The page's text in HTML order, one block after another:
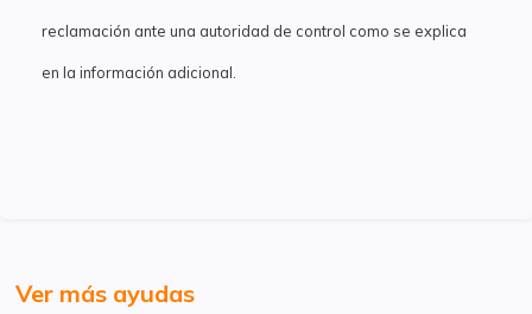
reclamación ante una autoridad de control como se explica
en la información adicional.
Ver más ayudas